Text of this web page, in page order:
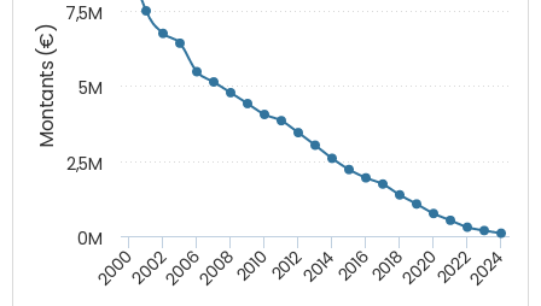
Montants (€)
200020022006200820102012201420162018202020222024
0M
2,5M
5M
7,5M